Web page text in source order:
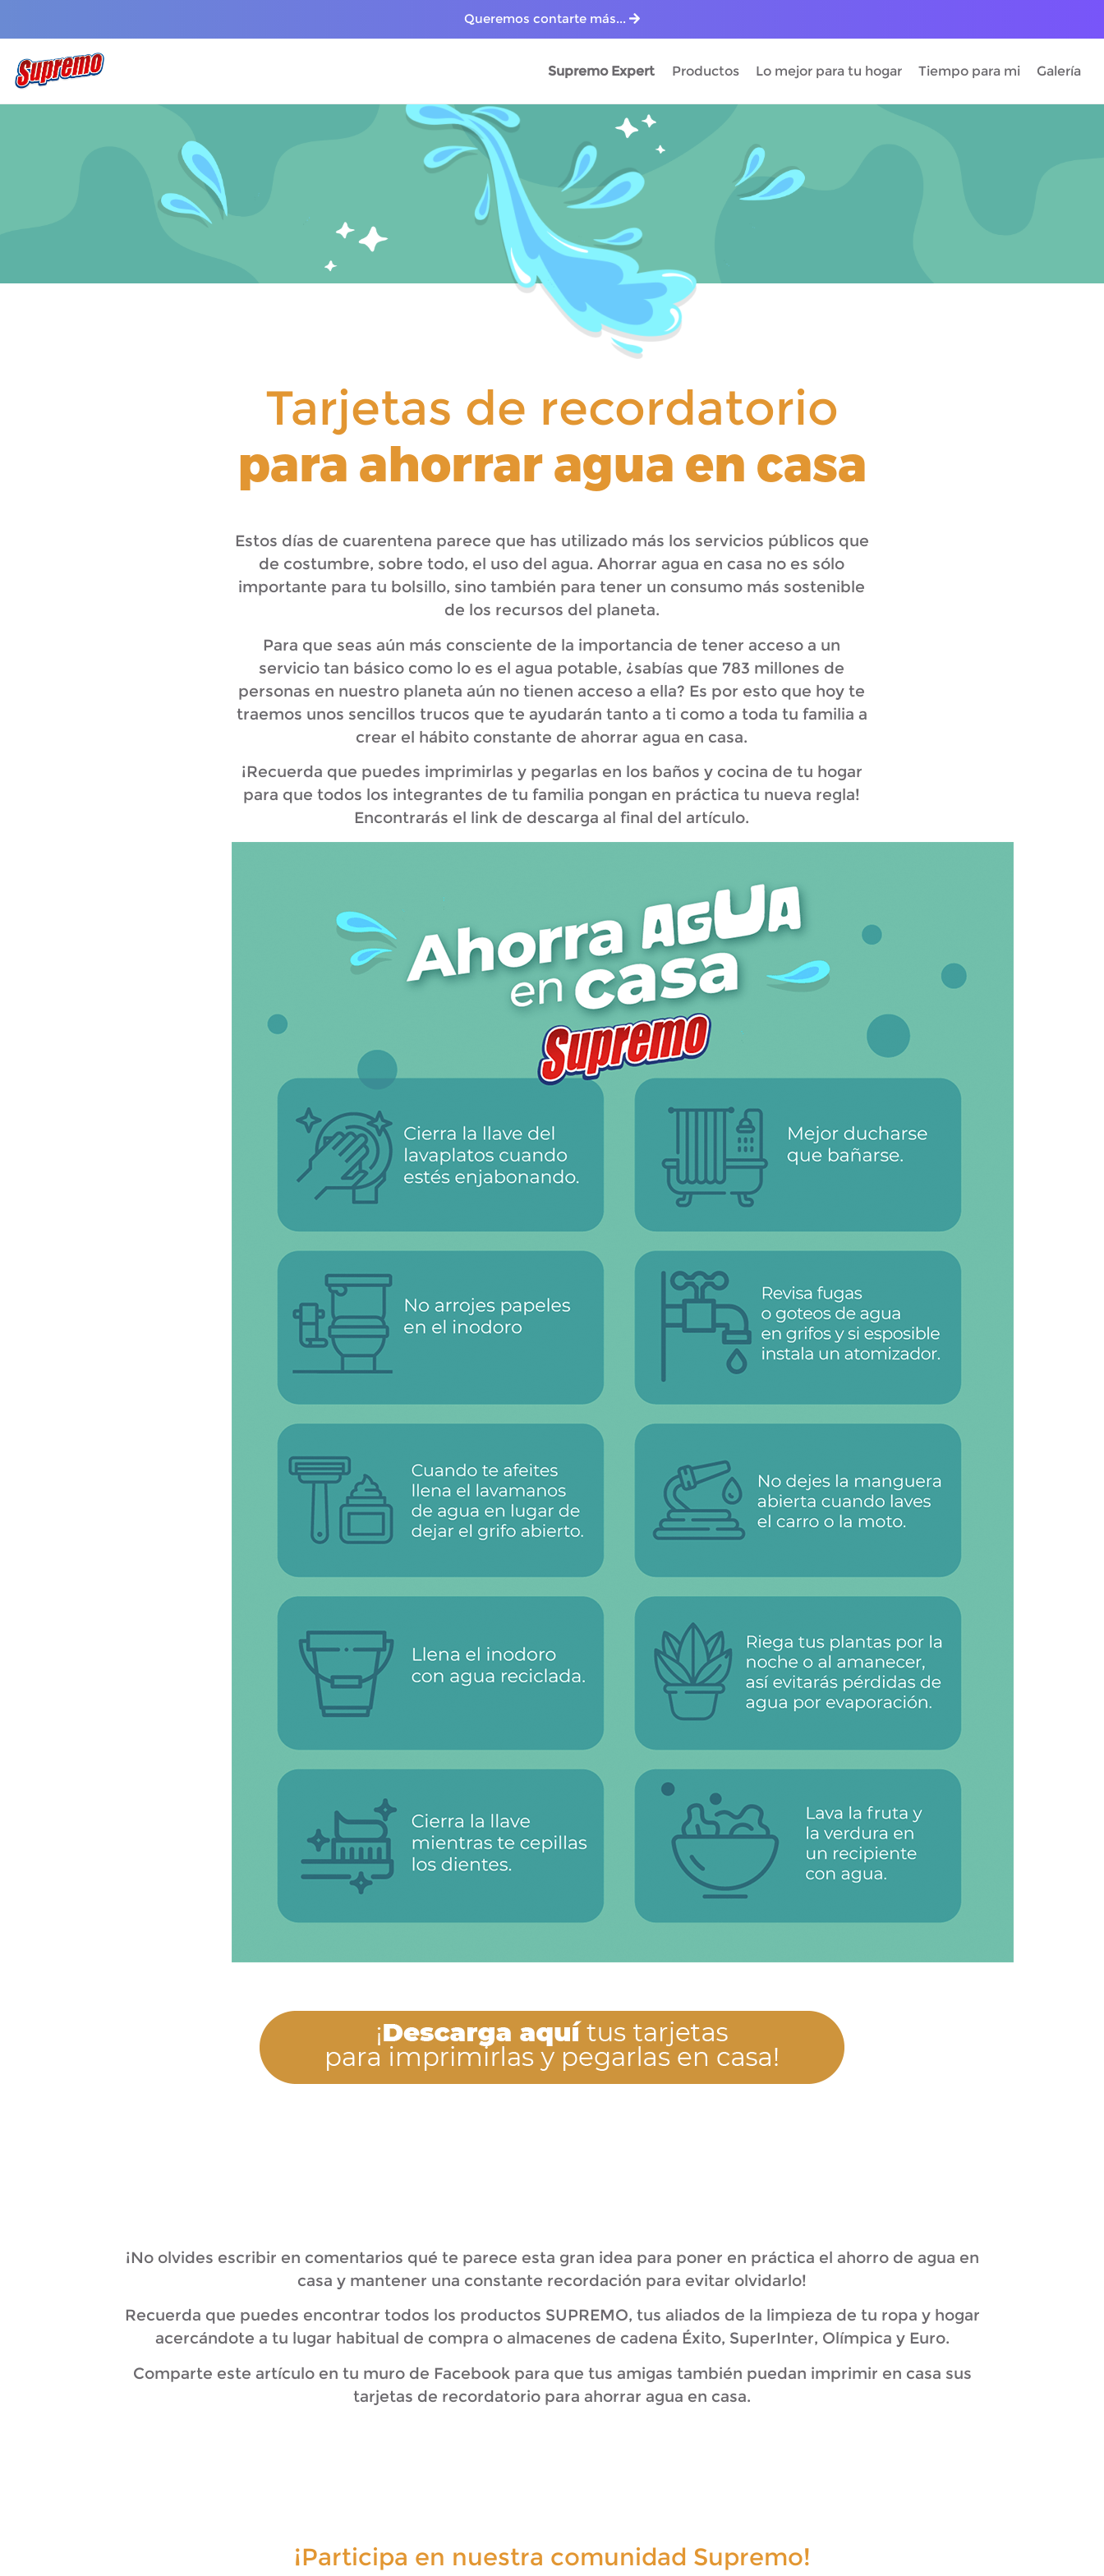
Queremos contarte más...
Supremo Expert Productos Lo mejor para tu hogar Tiempo para mi Galería
Tarjetas de recordatorio
para ahorrar agua en casa
Estos días de cuarentena parece que has utilizado más los servicios públicos que
de costumbre, sobre todo, el uso del agua. Ahorrar agua en casa no es sólo
importante para tu bolsillo, sino también para tener un consumo más sostenible
de los recursos del planeta.
Para que seas aún más consciente de la importancia de tener acceso a un
servicio tan básico como lo es el agua potable, ¿sabías que 783 millones de
personas en nuestro planeta aún no tienen acceso a ella? Es por esto que hoy te
traemos unos sencillos trucos que te ayudarán tanto a ti como a toda tu familia a
crear el hábito constante de ahorrar agua en casa.
¡Recuerda que puedes imprimirlas y pegarlas en los baños y cocina de tu hogar
para que todos los integrantes de tu familia pongan en práctica tu nueva regla!
Encontrarás el link de descarga al final del artículo.
¡No olvides escribir en comentarios qué te parece esta gran idea para poner en práctica el ahorro de agua en
casa y mantener una constante recordación para evitar olvidarlo!
Recuerda que puedes encontrar todos los productos SUPREMO, tus aliados de la limpieza de tu ropa y hogar
acercándote a tu lugar habitual de compra o almacenes de cadena Éxito, SuperInter, Olímpica y Euro.
Comparte este artículo en tu muro de Facebook para que tus amigas también puedan imprimir en casa sus
tarjetas de recordatorio para ahorrar agua en casa.
¡Participa en nuestra comunidad Supremo!